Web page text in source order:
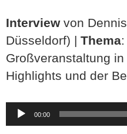
Interviewvon
Düsseldorf) | Thema
Großveranstaltung
Highlights und der
Audio-
Player
00:00